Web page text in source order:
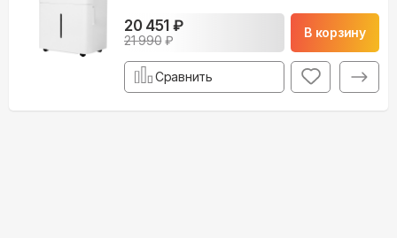
20 451 ₽
21 990₽
В корзину
Сравнить